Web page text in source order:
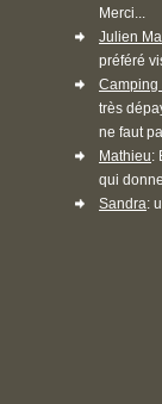
Merci...
Julien
préféré
Camping
très
ne faut
Mathieu:
qui
Sandra: